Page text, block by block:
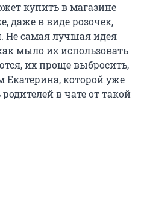
купить в магазине
даже в виде розочек,
Не самая лучшая идея
мыло их использовать
их проще выбросить,
Екатерина, которой уже
в чате от такой